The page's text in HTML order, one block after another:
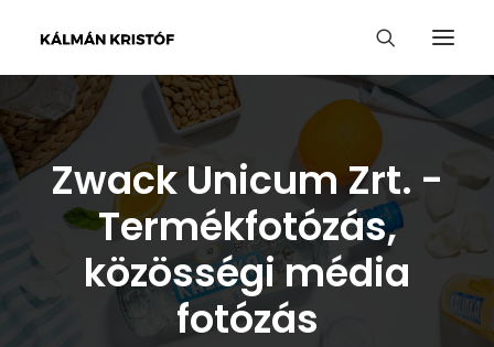
Zwack Unicum Zrt. -
Termékfotózás,
közösségi média
fotózás